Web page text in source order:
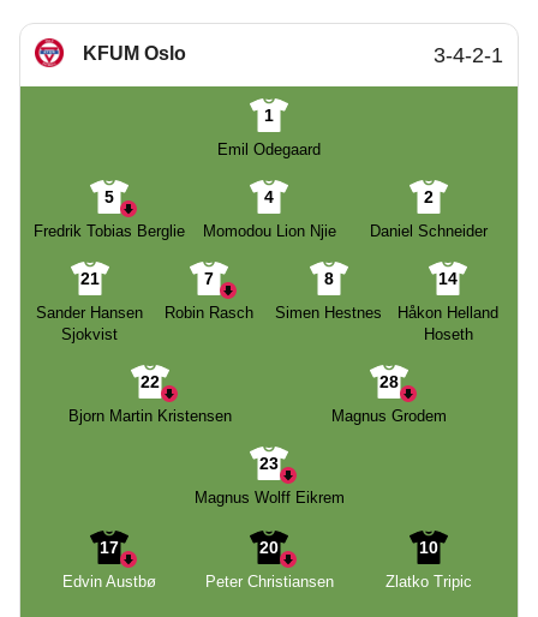
KFUM Oslo 3-4-2-1
1
Emil Odegaard
5
Fredrik Tobias Berglie
4
Momodou Lion Njie
2
Daniel Schneider
21
Sander Hansen
Sjokvist
7
Robin Rasch
8
Simen Hestnes
14
Håkon Helland
Hoseth
22
Bjorn Martin Kristensen
28
Magnus Grodem
23
Magnus Wolff Eikrem
17
Edvin Austbø
20
Peter Christiansen
10
Zlatko Tripic